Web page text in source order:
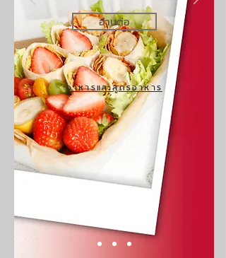
อ่านต่อ
อาหารและสูตรอาหาร